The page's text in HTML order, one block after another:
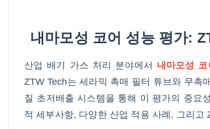
내마모성 코어 성능 평가:
산업 배기 가스 처리 분야에서 내마모성
ZTW Tech는 세라믹 촉매 필터 튜브와 무촉
질 초저배출 시스템을 통해 이 평가의 중요
적 세부사항, 다양한 산업 적용 사례, 그리